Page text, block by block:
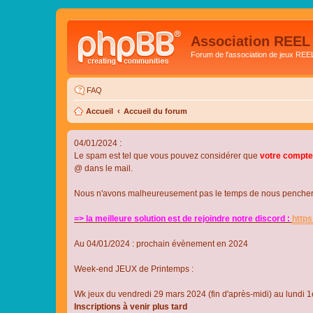
Association REEL
Forum de l'association de jeux REEL
FAQ
Accueil Accueil du forum
04/01/2024 :
Le spam est tel que vous pouvez considérer que votre
@ dans le mail.
Nous n'avons malheureusement pas le temps de nous
=> la meilleure solution est de rejoindre notre discord :
Au 04/01/2024 : prochain évènement en 2024
Week-end JEUX de Printemps :
Wk jeux du vendredi 29 mars 2024 (fin d'après-midi) au lundi
Inscriptions à venir plus tard